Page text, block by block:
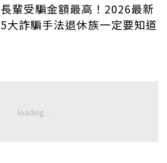
長輩受騙金額最高！2026最新
5大詐騙手法退休族一定要知道